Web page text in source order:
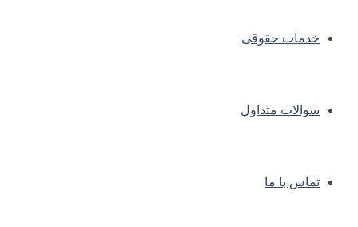
خدمات حقوقی
سوالات متداول
تماس با ما